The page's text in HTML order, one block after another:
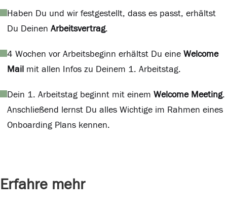
Haben Du und wir festgestellt, dass es passt, erhältst
Du Deinen Arbeitsvertrag.
4 Wochen vor Arbeitsbeginn erhältst Du eine Welcome
Mail mit allen Infos zu Deinem 1. Arbeitstag.
Dein 1. Arbeitstag beginnt mit einem Welcome Meeting.
Anschließend lernst Du alles Wichtige im Rahmen eines
Onboarding Plans kennen.
Erfahre mehr